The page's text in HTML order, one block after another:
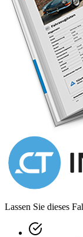
Lassen Sie dieses